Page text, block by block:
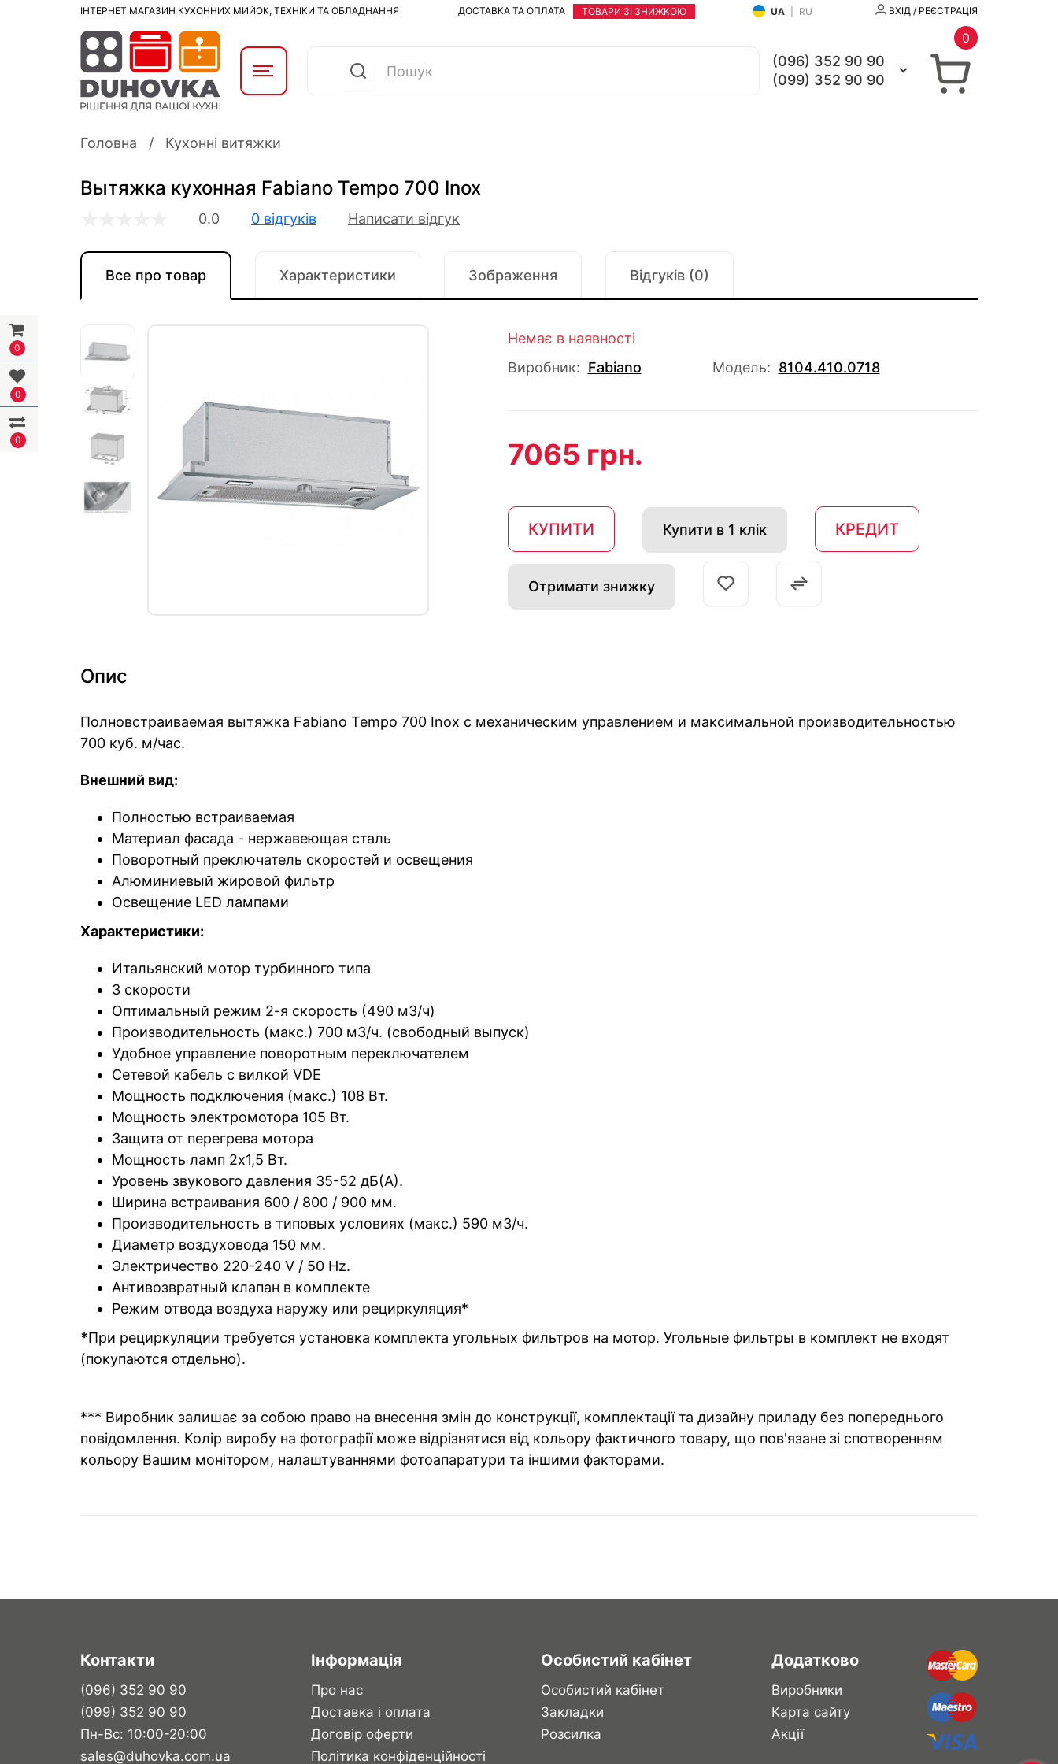
0
0
0
ІНТЕРНЕТ МАГАЗИН КУХОННИХ МИЙОК, ТЕХНІКИ ТА ОБЛАДНАННЯ ДОСТАВКА ТА ОПЛАТА ТОВАРИ ЗІ ЗНИЖКОЮ UA RU ВХІД / РЕЄСТРАЦІЯ
(096) 352 90 90
(099) 352 90 90
0
Головна Кухонні витяжки
Вытяжка кухонная Fabiano Tempo 700 Inox
0.0 0 відгуків Написати відгук
Все про товар Характеристики Зображення Відгуків (0)
Немає в наявності
Виробник: Fabiano Модель: 8104.410.0718
7065 грн.
КУПИТИ Купити в 1 клік КРЕДИТ
Отримати знижку
Опис
Полновстраиваемая вытяжка Fabiano Tempo 700 Inox с механическим управлением и максимальной производительностью
700 куб. м/час.
Внешний вид:
Полностью встраиваемая
Материал фасада - нержавеющая сталь
Поворотный преключатель скоростей и освещения
Алюминиевый жировой фильтр
Освещение LED лампами
Характеристики:
Итальянский мотор турбинного типа
3 скорости
Оптимальный режим 2-я скорость (490 м3/ч)
Производительность (макс.) 700 м3/ч. (свободный выпуск)
Удобное управление поворотным переключателем
Сетевой кабель с вилкой VDE
Мощность подключения (макс.) 108 Вт.
Мощность электромотора 105 Вт.
Защита от перегрева мотора
Мощность ламп 2x1,5 Вт.
Уровень звукового давления 35-52 дБ(А).
Ширина встраивания 600 / 800 / 900 мм.
Производительность в типовых условиях (макс.) 590 м3/ч.
Диаметр воздуховода 150 мм.
Электричество 220-240 V / 50 Hz.
Антивозвратный клапан в комплекте
Режим отвода воздуха наружу или рециркуляция*
*При рециркуляции требуется установка комплекта угольных фильтров на мотор. Угольные фильтры в комплект не входят
(покупаются отдельно).
*** Виробник залишає за собою право на внесення змін до конструкції, комплектації та дизайну приладу без попереднього
повідомлення. Колір виробу на фотографії може відрізнятися від кольору фактичного товару, що пов'язане зі спотворенням
кольору Вашим монітором, налаштуваннями фотоапаратури та іншими факторами.
Контакти
(096) 352 90 90
(099) 352 90 90
Пн-Вс: 10:00-20:00
sales@duhovka.com.ua
Інформація
Про нас
Доставка і оплата
Договір оферти
Політика конфіденційності
Особистий кабінет
Особистий кабінет
Закладки
Розсилка
Додатково
Виробники
Карта сайту
Акції